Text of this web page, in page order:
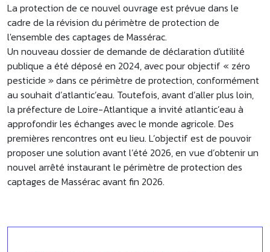
La protection de ce nouvel ouvrage est prévue dans le
cadre de la révision du périmètre de protection de
l'ensemble des captages de Massérac.
Un nouveau dossier de demande de déclaration d'utilité
publique a été déposé en 2024, avec pour objectif « zéro
pesticide » dans ce périmètre de protection, conformément
au souhait d’atlantic’eau. Toutefois, avant d’aller plus loin,
la préfecture de Loire-Atlantique a invité atlantic’eau à
approfondir les échanges avec le monde agricole. Des
premières rencontres ont eu lieu. L’objectif est de pouvoir
proposer une solution avant l’été 2026, en vue d’obtenir un
nouvel arrêté instaurant le périmètre de protection des
captages de Massérac avant fin 2026.